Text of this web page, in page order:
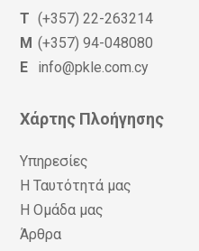
T (+357) 22-263214
M (+357) 94-048080
E
info@pkle.com.cy
Χάρτης Πλοήγησης
Υπηρεσίες
Η Ταυτότητά μας
Η Ομάδα μας
Άρθρα